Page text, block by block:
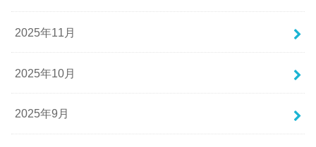
2025年11月
2025年10月
2025年9月